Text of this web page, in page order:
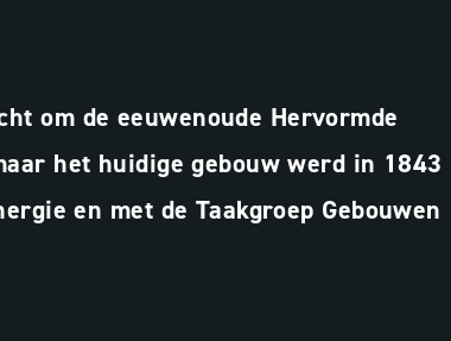
om de eeuwenoude Hervormde
het huidige gebouw werd in 1843
en met de Taakgroep Gebouwen